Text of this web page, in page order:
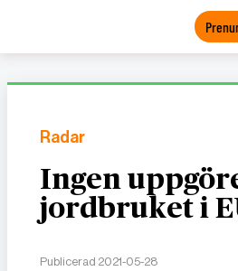
Radar
Ingen
jordbruket i
Publicerad 2021-05-28